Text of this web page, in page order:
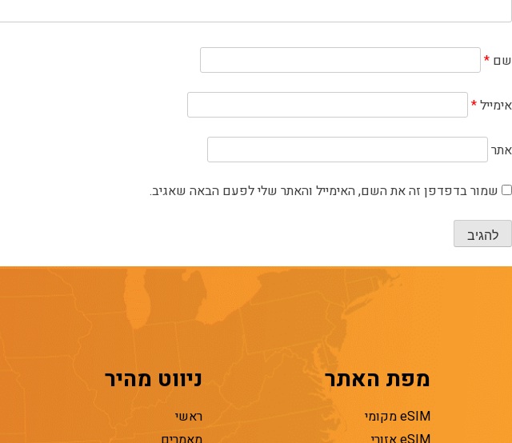
שם *
אימייל*
אתר
שמור בדפדפן זה את השם, האימייל והאתר שלי לפעם הבאה שאגיב.
מפת האתר
eSIM מקומי
ניווט מהיר
ראשי